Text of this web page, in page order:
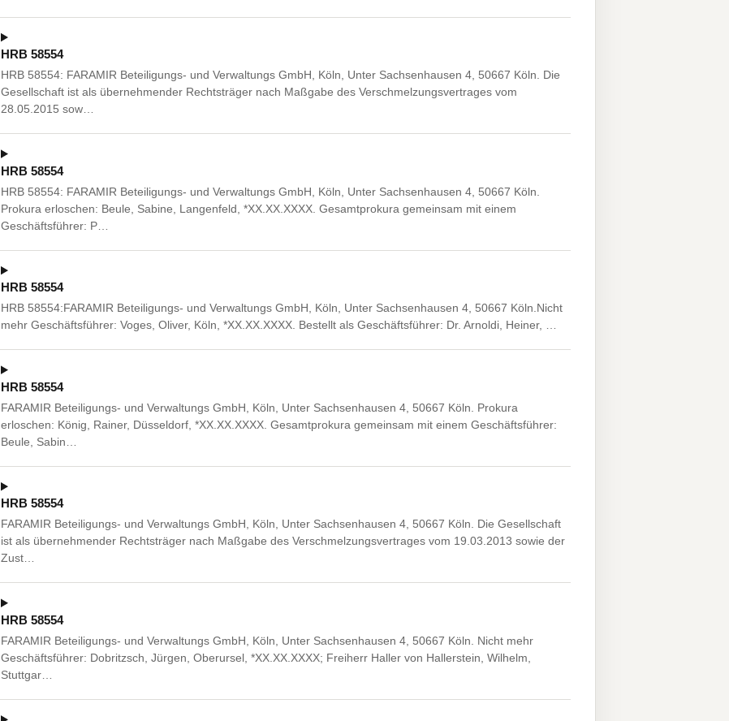
HRB 58554
HRB 58554: FARAMIR Beteiligungs- und Verwaltungs GmbH, Köln, Unter Sachsenhausen 4, 50667 Köln. Die
Gesellschaft ist als übernehmender Rechtsträger nach Maßgabe des Verschmelzungsvertrages vom
28.05.2015 sow…
HRB 58554
HRB 58554: FARAMIR Beteiligungs- und Verwaltungs GmbH, Köln, Unter Sachsenhausen 4, 50667 Köln.
Prokura erloschen: Beule, Sabine, Langenfeld, *XX.XX.XXXX. Gesamtprokura gemeinsam mit einem
Geschäftsführer: P…
HRB 58554
HRB 58554:FARAMIR Beteiligungs- und Verwaltungs GmbH, Köln, Unter Sachsenhausen 4, 50667 Köln.Nicht
mehr Geschäftsführer: Voges, Oliver, Köln, *XX.XX.XXXX. Bestellt als Geschäftsführer: Dr. Arnoldi, Heiner, …
HRB 58554
FARAMIR Beteiligungs- und Verwaltungs GmbH, Köln, Unter Sachsenhausen 4, 50667 Köln. Prokura
erloschen: König, Rainer, Düsseldorf, *XX.XX.XXXX. Gesamtprokura gemeinsam mit einem Geschäftsführer:
Beule, Sabin…
HRB 58554
FARAMIR Beteiligungs- und Verwaltungs GmbH, Köln, Unter Sachsenhausen 4, 50667 Köln. Die Gesellschaft
ist als übernehmender Rechtsträger nach Maßgabe des Verschmelzungsvertrages vom 19.03.2013 sowie der
Zust…
HRB 58554
FARAMIR Beteiligungs- und Verwaltungs GmbH, Köln, Unter Sachsenhausen 4, 50667 Köln. Nicht mehr
Geschäftsführer: Dobritzsch, Jürgen, Oberursel, *XX.XX.XXXX; Freiherr Haller von Hallerstein, Wilhelm,
Stuttgar…